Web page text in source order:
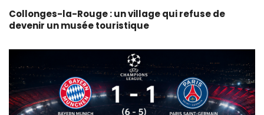
Collonges-la-Rouge : un village qui refuse de
devenir un musée touristique